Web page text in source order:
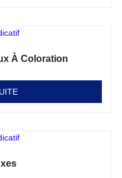
À Coloration